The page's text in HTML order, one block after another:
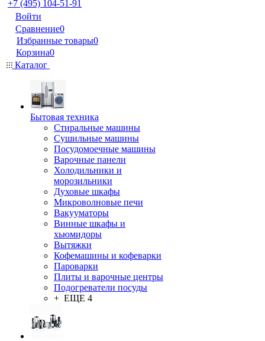
+7 (495) 104-51-91
Войти
Сравнение0
Избранные товары0
Корзина0
Каталог
Бытовая техника
Стиральные машины
Сушильные машины
Посудомоечные машины
Варочные панели
Холодильники и
морозильники
Духовые шкафы
Микроволновые печи
Вакууматоры
Винные шкафы и
хьюмидоры
Вытяжки
Кофемашины и кофеварки
Пароварки
Плиты и варочные центры
Подогреватели посуды
+ ЕЩЕ 4